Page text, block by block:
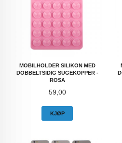
MOBILHOLDER SILIKON MED
DOBBELTSIDIG SUGEKOPPER -
ROSA
Pris
59,00
KJØP